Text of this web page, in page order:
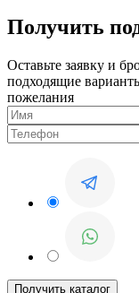
Получить
Оставьте заявку и
подходящие
пожелания